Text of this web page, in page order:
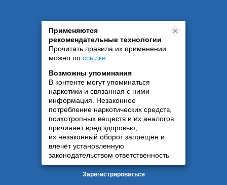
Применяются
рекомендательные технологии
Прочитать правила их применении
можно по ссылке
Возможны упоминания
В контенте могут упоминаться
наркотики и связанная с ними
информация. Незаконное
потребление наркотических средств,
психотропных веществ и их аналогов
причиняет вред здоровью,
их незаконный оборот запрещён и
влечёт установленную
законодательством ответственность
Зарегистрироваться